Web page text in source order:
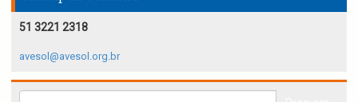
51 3221 2318
avesol@avesol.org.br